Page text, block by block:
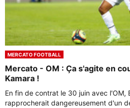
MERCATO FOOTBALL
Mercato - OM : Ça s'agite en
Kamara !
En fin de contrat le 30 juin avec l'OM,
rapprocherait dangereusement d'un